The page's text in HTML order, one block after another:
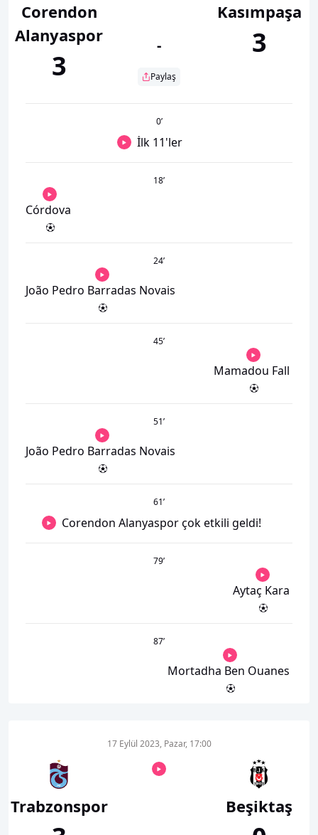
Corendon
Alanyaspor
3
-
Paylaş
Kasımpaşa
3
0’
İlk 11'ler
18’
Córdova
24’
João Pedro Barradas Novais
45’
Mamadou Fall
51’
João Pedro Barradas Novais
61’
Corendon Alanyaspor çok etkili geldi!
79’
Aytaç Kara
87’
Mortadha Ben Ouanes
Trabzonspor
17 Eylül 2023, Pazar, 17:00
Beşiktaş